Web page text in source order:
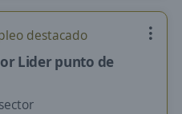
destacado
Lider punto de